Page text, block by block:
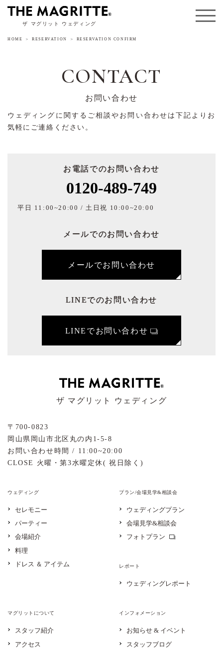
ザ マグリット ウェディング
HOME RESERVATION RESERVATION CONFIRM
CONTACT
お問い合わせ
ウェディングに関するご相談やお問い合わせは下記よりお
気軽にご連絡ください。
お電話でのお問い合わせ
0120-489-749
平日 11:00~20:00 / 土日祝 10:00~20:00
メールでのお問い合わせ
メールでお問い合わせ
LINEでのお問い合わせ
LINEでお問い合わせ
ザ マグリット ウェディング
〒700-0823
岡山県岡山市北区丸の内1-5-8
お問い合わせ時間 / 11:00~20:00
CLOSE 火曜・第3水曜定休( 祝日除く)
ウェディング
セレモニー
パーティー
会場紹介
料理
ドレス ＆ アイテム
プラン/会場見学&相談会
ウェディングプラン
会場見学&相談会
フォトプラン
レポート
ウェディングレポート
マグリットについて
スタッフ紹介
アクセス
インフォメーション
お知らせ & イベント
スタッフブログ